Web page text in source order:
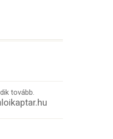
tovább.